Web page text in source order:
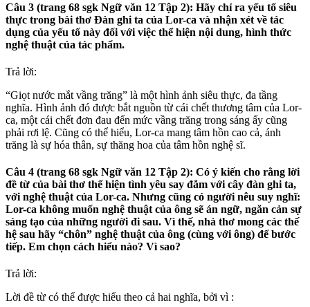
Câu 3 (trang 68 sgk Ngữ văn 12 Tập 2): Hãy chỉ ra yếu tố siêu
thực trong bài thơ Đàn ghi ta của Lor-ca và nhận xét về tác
dụng của yếu tố này đối với việc thể hiện nội dung, hình thức
nghệ thuật của tác phẩm.
Trả lời:
“Giọt nước mắt vầng trăng” là một hình ảnh siêu thực, đa tầng
nghĩa. Hình ảnh đó được bắt nguồn từ cái chết thương tâm của Lor-
ca, một cái chết đơn đau đến mức vầng trăng trong sáng ấy cũng
phải rơi lệ. Cũng có thể hiểu, Lor-ca mang tâm hồn cao cả, ánh
trăng là sự hóa thân, sự thăng hoa của tâm hồn nghệ sĩ.
Câu 4 (trang 68 sgk Ngữ văn 12 Tập 2): Có ý kiến cho rằng lời
đề từ của bài thơ thể hiện tình yêu say đắm với cây đàn ghi ta,
với nghệ thuật của Lor-ca. Nhưng cũng có người nêu suy nghĩ:
Lor-ca không muốn nghệ thuật của ông sẽ án ngữ, ngăn cản sự
sáng tạo của những người đi sau. Vì thế, nhà thơ mong các thế
hệ sau hãy “chôn” nghệ thuật của ông (cùng với ông) để bước
tiếp. Em chọn cách hiểu nào? Vì sao?
Trả lời:
Lời đề từ có thể được hiểu theo cả hai nghĩa, bởi vì :